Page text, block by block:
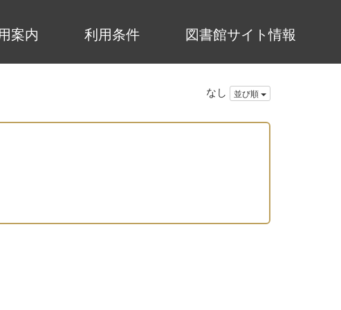
案内 利用条件 図書館サイト情報
なし 並び順